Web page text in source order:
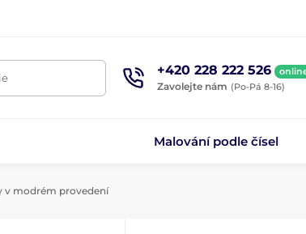
+420 228 222 526
Zavolejte nám (Po-Pá 8-16)
Malování podle čísel
v modrém provedení